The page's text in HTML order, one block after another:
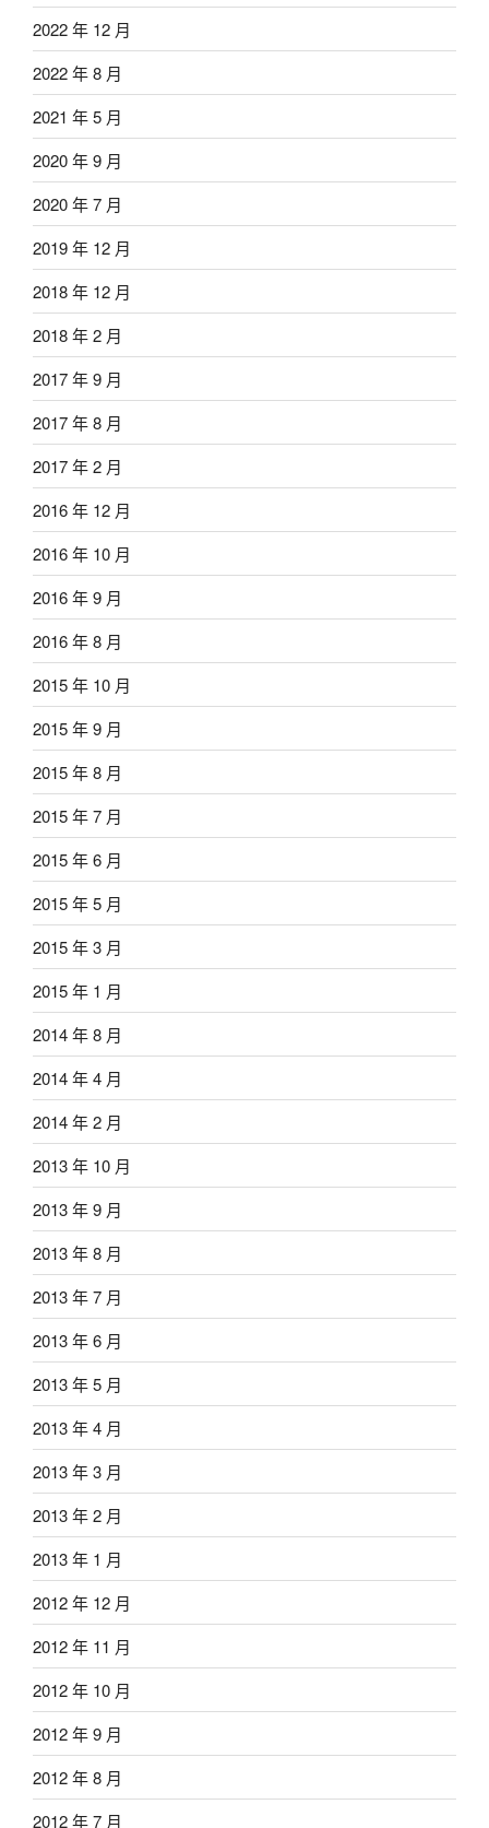
2022 年 12 月
2022 年 8 月
2021 年 5 月
2020 年 9 月
2020 年 7 月
2019 年 12 月
2018 年 12 月
2018 年 2 月
2017 年 9 月
2017 年 8 月
2017 年 2 月
2016 年 12 月
2016 年 10 月
2016 年 9 月
2016 年 8 月
2015 年 10 月
2015 年 9 月
2015 年 8 月
2015 年 7 月
2015 年 6 月
2015 年 5 月
2015 年 3 月
2015 年 1 月
2014 年 8 月
2014 年 4 月
2014 年 2 月
2013 年 10 月
2013 年 9 月
2013 年 8 月
2013 年 7 月
2013 年 6 月
2013 年 5 月
2013 年 4 月
2013 年 3 月
2013 年 2 月
2013 年 1 月
2012 年 12 月
2012 年 11 月
2012 年 10 月
2012 年 9 月
2012 年 8 月
2012 年 7 月